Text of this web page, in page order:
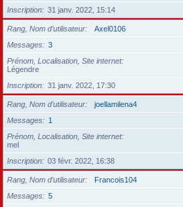
Inscription
31 janv. 2022, 15:14
Rang, Nom d’utilisateur
Axel0106
Messages
3
Prénom, Localisation, Site internet
Légendre
Inscription
31 janv. 2022, 17:30
Rang, Nom d’utilisateur
joellamilena4
Messages
1
Prénom, Localisation, Site internet
mel
Inscription
03 févr. 2022, 16:38
Rang, Nom d’utilisateur
Francois104
Messages
5